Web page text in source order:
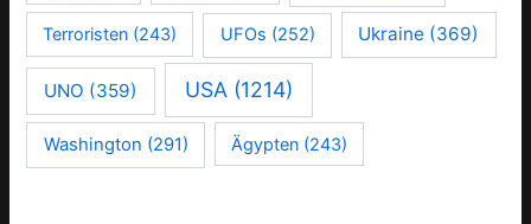
Terroristen (243) UFOs (252) Ukraine (369)
UNO (359) USA (1214)
Washington (291) Ägypten (243)